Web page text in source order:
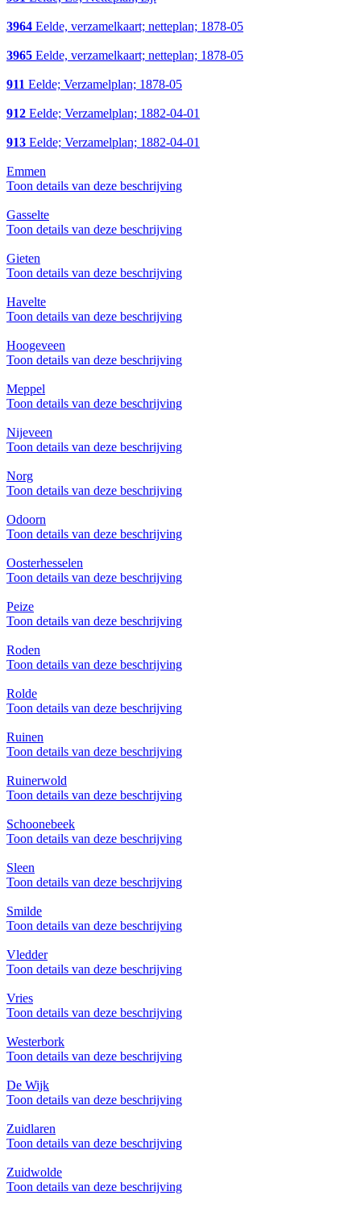
3964 Eelde, verzamelkaart; netteplan; 1878-05
3965 Eelde, verzamelkaart; netteplan; 1878-05
911 Eelde; Verzamelplan; 1878-05
912 Eelde; Verzamelplan; 1882-04-01
913 Eelde; Verzamelplan; 1882-04-01
Emmen
Toon details van deze beschrijving
Gasselte
Toon details van deze beschrijving
Gieten
Toon details van deze beschrijving
Havelte
Toon details van deze beschrijving
Hoogeveen
Toon details van deze beschrijving
Meppel
Toon details van deze beschrijving
Nijeveen
Toon details van deze beschrijving
Norg
Toon details van deze beschrijving
Odoorn
Toon details van deze beschrijving
Oosterhesselen
Toon details van deze beschrijving
Peize
Toon details van deze beschrijving
Roden
Toon details van deze beschrijving
Rolde
Toon details van deze beschrijving
Ruinen
Toon details van deze beschrijving
Ruinerwold
Toon details van deze beschrijving
Schoonebeek
Toon details van deze beschrijving
Sleen
Toon details van deze beschrijving
Smilde
Toon details van deze beschrijving
Vledder
Toon details van deze beschrijving
Vries
Toon details van deze beschrijving
Westerbork
Toon details van deze beschrijving
De Wijk
Toon details van deze beschrijving
Zuidlaren
Toon details van deze beschrijving
Zuidwolde
Toon details van deze beschrijving